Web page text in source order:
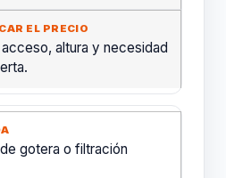
altura y necesidad
gotera o filtración